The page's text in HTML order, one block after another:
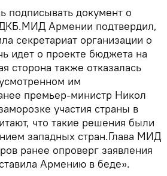
подписывать документ о
Армении подтвердил,
секретариат организации о
идет о проекте бюджета на
сторона также отказалась
им
премьер-министр Никол
участия страны в
что такие решения были
западных стран.Глава МИД
ранее опроверг заявления
Армению в беде».